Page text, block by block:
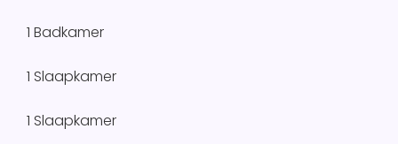
1 Badkamer
1 Slaapkamer
1 Slaapkamer